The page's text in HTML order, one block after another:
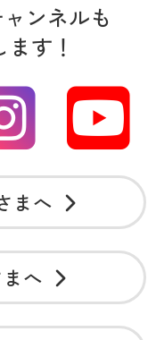
ンネルも
す！
まへ
へ